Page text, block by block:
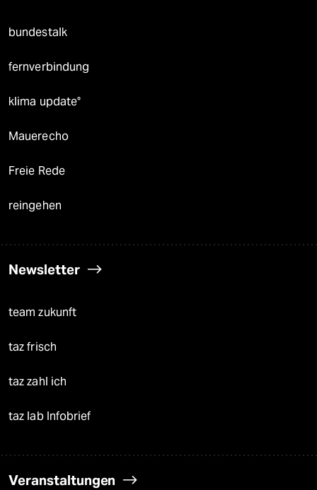
bundestalk
fernverbindung
klima update°
Mauerecho
Freie Rede
reingehen
Newsletter
team zukunft
taz frisch
taz zahl ich
taz lab Infobrief
Veranstaltungen